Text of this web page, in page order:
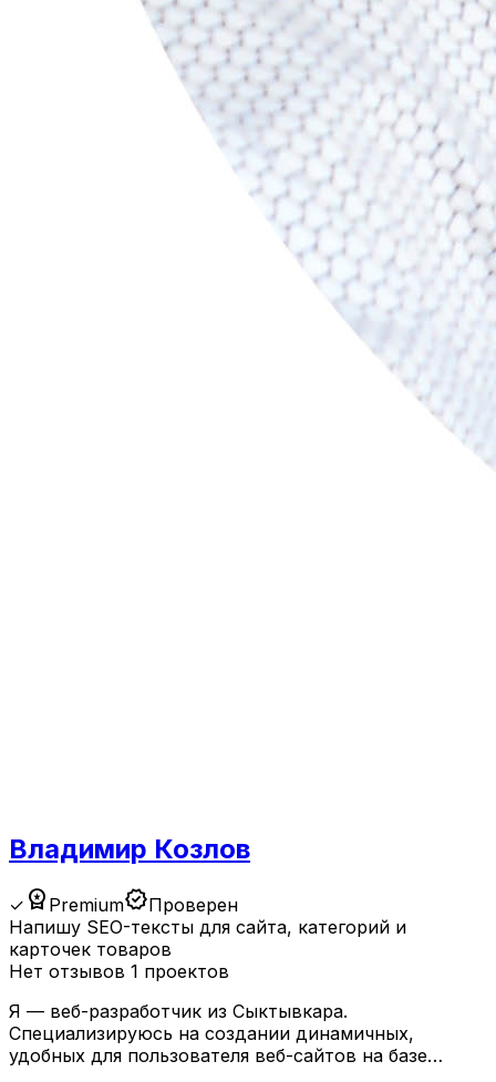
Владимир Козлов
✓ workspace_premium PremiumverifiedПроверен
Напишу SEO-тексты для сайта, категорий и
карточек товаров
Нет отзывов 1 проектов
Я — веб-разработчик из Сыктывкара.
Специализируюсь на создании динамичных,
удобных для пользователя веб-сайтов на базе…